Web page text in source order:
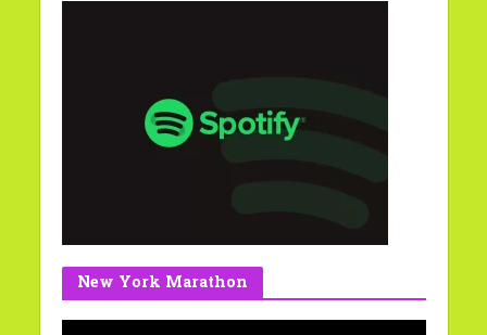
New York Marathon